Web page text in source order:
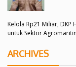
Kelola Rp21 Miliar, DKP
untuk Sektor
ARCHIVES